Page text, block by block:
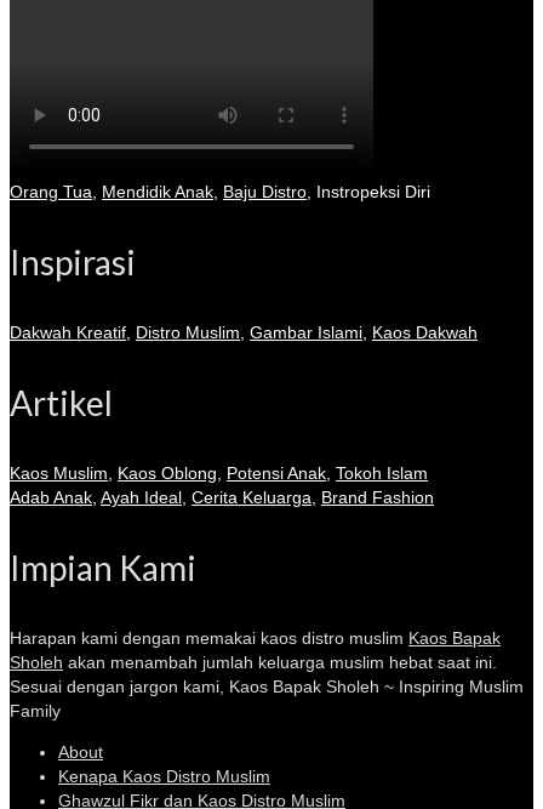
Orang Tua Mendidik Anak Baju Distro Instropeksi Diri
Inspirasi
Dakwah Kreatif Distro Muslim Gambar Islami Kaos Dakwah
Artikel
Kaos Muslim Kaos Oblong Potensi Anak Tokoh Islam
Adab Anak Ayah Ideal Cerita Keluarga Brand Fashion
Impian Kami
Harapan kami dengan memakai kaos distro muslim Kaos Bapak
Sholeh akan menambah jumlah keluarga muslim hebat saat ini.
Sesuai dengan jargon kami, Kaos Bapak Sholeh ~ Inspiring Muslim
Family
About
Kenapa Kaos Distro Muslim
Ghawzul Fikr dan Kaos Distro Muslim